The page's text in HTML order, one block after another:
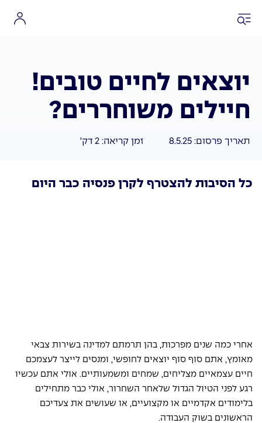
יוצאים לחיים טובים!
חיילים משוחררים?
תאריך פרסום: 8.5.25 זמן קריאה: 2 דק'
כל הסיבות להצטרף לקרן פנסיה כבר היום
אחרי כמה שנים מפרכות, בהן תרמתם למדינה בשירות צבאי
מאומץ, אתם סוף סוף יוצאים לחופשי, ומנסים לייצר לעצמכם
חיים עצמאיים מצליחים, שמחים ומשמעותיים. אולי אתם עכשיו
רגע לפני הטיול הגדול שלאחר השחרור, אולי כבר מתחילים
בלימודים אקדמיים או מקצועיים, או שעושים את צעדיכם
הראשונים בשוק העבודה.